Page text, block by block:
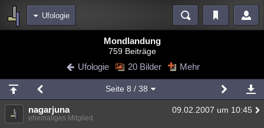
Ufologie
Blogs Videos
Chat Wiki Neuigkeiten
meine Rubriken
Menschen Wissenschaft Mystery Kriminalfälle
Mondlandung
759 Beiträge
Ufologie 20 Bilder Mehr
Seite 8 / 38
nagarjuna 09.02.2007 um 10:45
ehemaliges Mitglied